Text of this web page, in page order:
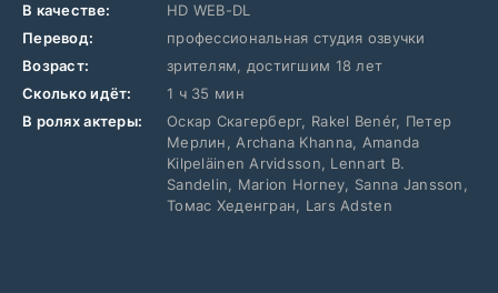
В качестве:
HD WEB-DL
Перевод:
профессиональная студия озвучки
Возраст:
зрителям, достигшим 18 лет
Сколько идёт:
1 ч 35 мин
В ролях актеры:
Оскар Скагерберг, Rakel Benér, Петер
Мерлин, Archana Khanna, Amanda
Kilpeläinen Arvidsson, Lennart B.
Sandelin, Marion Horney, Sanna Jansson,
Томас Хеденгран, Lars Adsten